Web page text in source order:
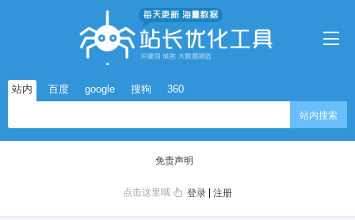
站内 百度 google 搜狗 360
站内搜索
免责声明
点击这里哦 登录 |注册